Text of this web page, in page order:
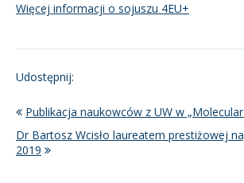
Więcej informacji o sojuszu 4EU+
Udostępnij:
Publikacja naukowców z UW w „Molecular
Dr Bartosz Wcisło laureatem prestiżowej
2019